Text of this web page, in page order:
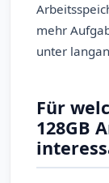
mehr
unter
Für
128GB